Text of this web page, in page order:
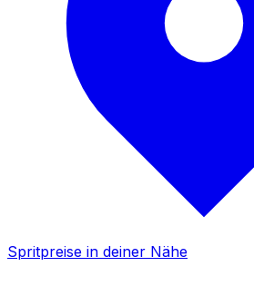
Spritpreise in deiner Nähe